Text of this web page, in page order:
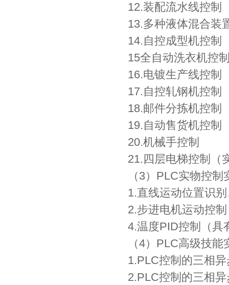
12.装配流水线控制
13.多种液体混合装
14.自控成型机控制
15全自动洗衣机控
16.电镀生产线控制
17.自控轧钢机控制
18.邮件分拣机控制
19.自动售货机控制
20.机械手控制
21.四层电梯控制（
（3）PLC实物控制
1.直线运动位置识
2.步进电机运动控
4.温度PID控制（具
（4）PLC高级技
1.PLC控制的三相
2.PLC控制的三相